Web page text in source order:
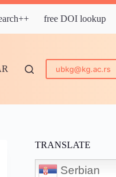
free DOI lookup
ubkg@kg.ac.rs
TRANSLATE
Serbian